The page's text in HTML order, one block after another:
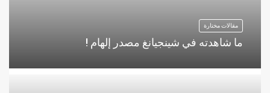
مقالات مختارة
ما شاهدته في شينجيانغ مصدر إلهام !